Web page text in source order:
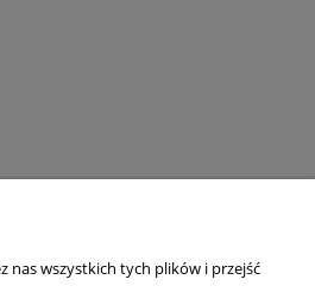
nas wszystkich tych plików i przejść